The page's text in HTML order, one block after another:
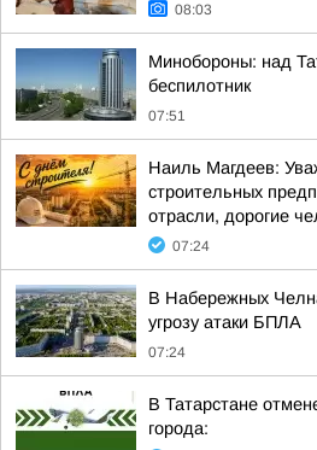
08:03
Минобороны: над
беспилотник
07:51
Наиль Магдеев:
строительных
отрасли, дорогие
07:24
В Набережных
угрозу атаки БПЛА
07:24
В Татарстане
города: